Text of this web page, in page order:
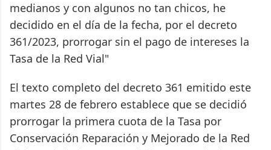
medianos y con algunos no tan chicos, he
decidido en el día de la fecha, por el decreto
361/2023, prorrogar sin el pago de intereses la
Tasa de la Red Vial"
El texto completo del decreto 361 emitido este
martes 28 de febrero establece que se decidió
prorrogar la primera cuota de la Tasa por
Conservación Reparación y Mejorado de la Red